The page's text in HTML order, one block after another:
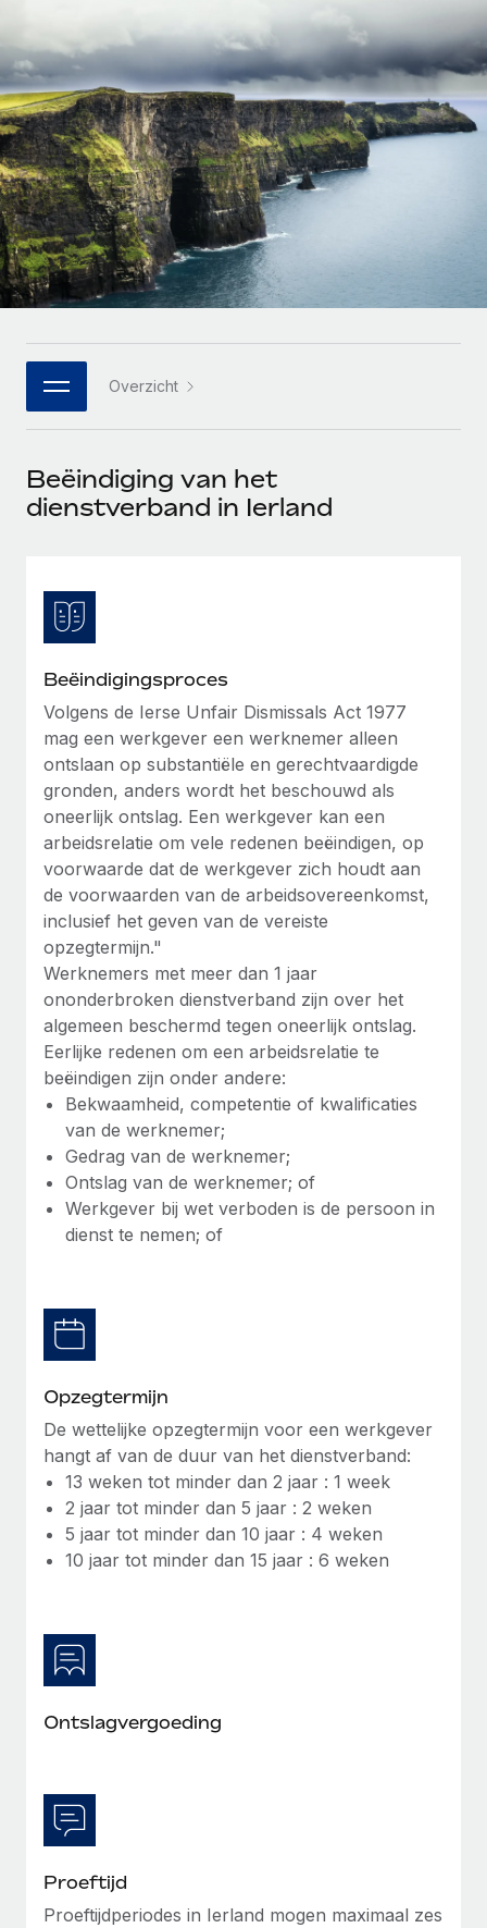
PEO
Ingewikkelde HR-taken eenvoudig uitbesteden
INFRASTRUCTUUR
Remote Embedded
HR naadloos in workflows integreren
Platform
Ingebouwde essentiële HR-functies voor je team
Integraties
DIENSTEN
Achtergrondonderzoek
Vereenvoudig het screeningsproces van
Compliance Watchtower
Blijf compliance-risico's voor
Apparaatbeheer
Lever en track wereldwijd IT-middelen
Entiteiten oprichten
Stel snel compliant entiteiten op
Mobiliteit en overplaatsing
Plaats werknemers moeiteloos over
Secundaire arbeidsvoorwaarden
Eenvoudig secundaire arbeidsvoorwaarden
beheren
GROEIFASE
Start-ups
Flexibele global HR en payroll solutions voor groeiende
bedrijven
Mid-market
Teams uitbreiden met HR solutions op maat
Enterprise
Global HR voor grote bedrijven
WERK MET ONS SAMEN
Strategische technologiepartners
Een partner worden
Ontdek hoe je met ons kunt samenwerken
Ontdek valuta-opties en betaalsnelheden voor
internationale zzp'ers
LEREN MET REMOTE
Onderzoek en gidsen
Casestudy's
HR-woordenlijst
Checklists en templates
Webinars
Newsroom
Support
BLOG
Global Payroll
EOR en PEO
Contractor Management
Belastingen
Naar de blog
BLOG
Productupdates van Remote: Gusto- en Xero-
integraties en Contractor Management Plus
Het blijft de missie van Remote om alle soorten bedrijven
te helpen bij het aannemen, beheren en...
Meer informatie
Phiture, een toonaangevende leider in de wereldwijde
mobiele groeiadviessector, zet zich sinds 2016...
Meer informatie
Nederlands
Français
Deutsch
Español
Italiano
Português (Portugal)
日本語
한국어
Inloggen
Overzicht
Beëindiging van het
dienstverband in Ierland
Beëindigingsproces
Volgens de Ierse Unfair Dismissals Act 1977
mag een werkgever een werknemer alleen
ontslaan op substantiële en gerechtvaardigde
gronden, anders wordt het beschouwd als
oneerlijk ontslag. Een werkgever kan een
arbeidsrelatie om vele redenen beëindigen, op
voorwaarde dat de werkgever zich houdt aan
de voorwaarden van de arbeidsovereenkomst,
inclusief het geven van de vereiste
opzegtermijn."
Werknemers met meer dan 1 jaar
ononderbroken dienstverband zijn over het
algemeen beschermd tegen oneerlijk ontslag.
Eerlijke redenen om een arbeidsrelatie te
beëindigen zijn onder andere:
Bekwaamheid, competentie of kwalificaties
van de werknemer;
Gedrag van de werknemer;
Ontslag van de werknemer; of
Werkgever bij wet verboden is de persoon in
dienst te nemen; of
Opzegtermijn
De wettelijke opzegtermijn voor een werkgever
hangt af van de duur van het dienstverband:
13 weken tot minder dan 2 jaar : 1 week
2 jaar tot minder dan 5 jaar : 2 weken
5 jaar tot minder dan 10 jaar : 4 weken
10 jaar tot minder dan 15 jaar : 6 weken
Ontslagvergoeding
Proeftijd
Proeftijdperiodes in Ierland mogen maximaal zes